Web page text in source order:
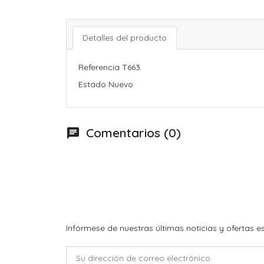
Detalles del producto
Referencia T663
Estado Nuevo
chat Comentarios (0)
Infórmese de nuestras últimas noticias y ofertas